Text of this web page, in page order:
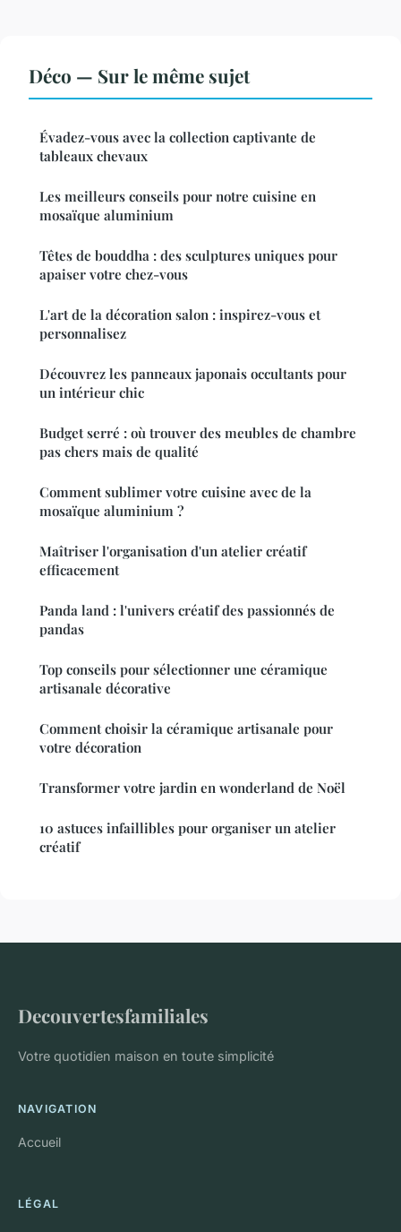
Déco — Sur le même sujet
Évadez-vous avec la collection captivante de
tableaux chevaux
Les meilleurs conseils pour notre cuisine en
mosaïque aluminium
Têtes de bouddha : des sculptures uniques pour
apaiser votre chez-vous
L'art de la décoration salon : inspirez-vous et
personnalisez
Découvrez les panneaux japonais occultants pour
un intérieur chic
Budget serré : où trouver des meubles de chambre
pas chers mais de qualité
Comment sublimer votre cuisine avec de la
mosaïque aluminium ?
Maîtriser l'organisation d'un atelier créatif
efficacement
Panda land : l'univers créatif des passionnés de
pandas
Top conseils pour sélectionner une céramique
artisanale décorative
Comment choisir la céramique artisanale pour
votre décoration
Transformer votre jardin en wonderland de Noël
10 astuces infaillibles pour organiser un atelier
créatif
Decouvertesfamiliales
Votre quotidien maison en toute simplicité
NAVIGATION
Accueil
LÉGAL